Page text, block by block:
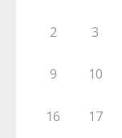
2 3
9 10
16 17